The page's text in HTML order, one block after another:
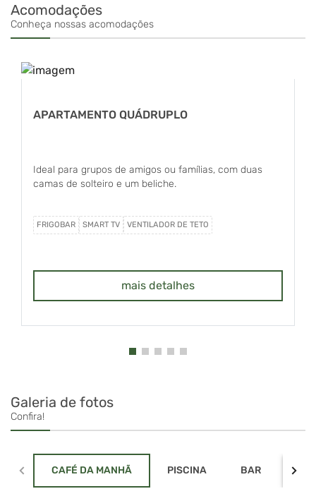
Acomodações
Conheça nossas acomodações
APARTAMENTO QUÁDRUPLO
Ideal para grupos de amigos ou famílias, com duas
camas de solteiro e um beliche.
FRIGOBAR SMART TV VENTILADOR DE TETO
mais detalhes
Galeria de fotos
Confira!
CAFÉ DA MANHÃ PISCINA BAR